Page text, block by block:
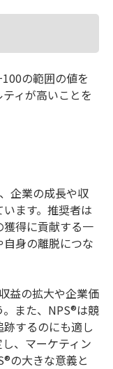
の範囲の値を
ィが高いことを
企業の成長や収
ます。推奨者は
得に貢献する一
身の離脱につな
益の拡大や企業価
また、NPS®は競
するのにも適し
、マーケティン
の大きな意義と